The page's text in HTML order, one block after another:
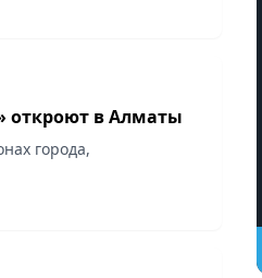
откроют в Алматы
города,